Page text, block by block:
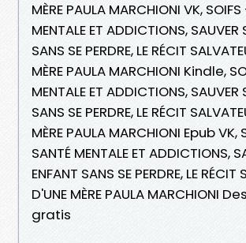
MÈRE PAULA MARCHIONI VK,
MENTALE ET ADDICTIONS, SAUVER
SANS SE PERDRE, LE RÉCIT
MÈRE PAULA MARCHIONI Kindle,
MENTALE ET ADDICTIONS, SAUVER
SANS SE PERDRE, LE RÉCIT
MÈRE PAULA MARCHIONI Epub VK,
SANTÉ MENTALE ET ADDICTIONS,
ENFANT SANS SE PERDRE, LE RÉCIT
D'UNE MÈRE PAULA MARCHIONI
gratis